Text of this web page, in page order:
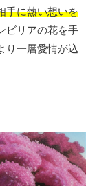
手に熱い想いを
ビリアの花を手
り一層愛情が込